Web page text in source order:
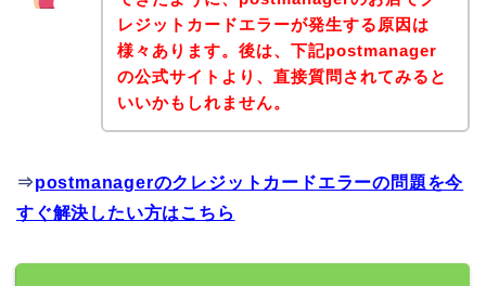
レジットカードエラーが発生する原因は
様々あります。後は、下記postmanager
の公式サイトより、直接質問されてみると
いいかもしれません。
⇒postmanagerのクレジットカードエラーの問題を今
すぐ解決したい方はこちら